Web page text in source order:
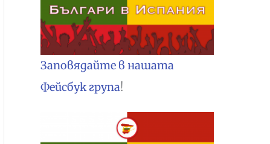
Заповядайте в нашата
Фейсбук група!